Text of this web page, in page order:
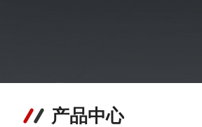
产品中心